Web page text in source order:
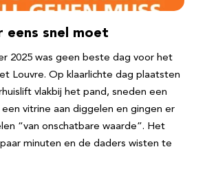
eens snel moet
2025 was geen beste dag voor het
Louvre. Op klaarlichte dag plaatsten
vlakbij het pand, sneden een
vitrine aan diggelen en gingen er
“van onschatbare waarde”. Het
minuten en de daders wisten te